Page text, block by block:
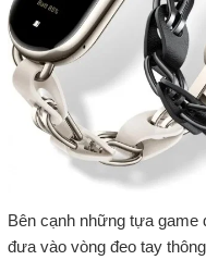
Bên cạnh những tựa game
đưa vào vòng đeo tay